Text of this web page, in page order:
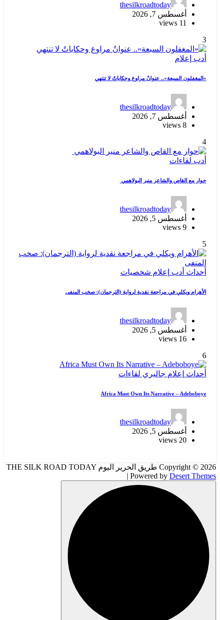
thesilkroadtoday
أغسطس 7, 2026
11 views
3
أدب إعلام
«المغفلون السبعة».. عنوانٌ مراوغ وحكاياتٌ لا تنتهي
thesilkroadtoday
أغسطس 7, 2026
8 views
4
أدب لقاءات
حوار مع القاص والشاعر منير البولاهمي
thesilkroadtoday
أغسطس 5, 2026
9 views
5
أحداث أدب إعلام شخصيات
الأهرام ويكلي في مراجعة نقدية لرواية (الترجمان): صخب المنفى
thesilkroadtoday
أغسطس 5, 2026
16 views
6
أحداث إعلام جاليري لقاءات
Africa Must Own Its Narrative – Adeboboye
thesilkroadtoday
أغسطس 5, 2026
20 views
Copyright © 2026 طريق الحرير اليوم THE SILK ROAD TODAY
| Powered by Desert Themes